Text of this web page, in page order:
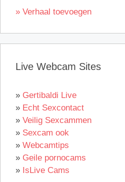
» Verhaal toevoegen
Live Webcam Sites
» Gertibaldi Live
» Echt Sexcontact
» Veilig Sexcammen
» Sexcam ook
» Webcamtips
» Geile pornocams
» IsLive Cams